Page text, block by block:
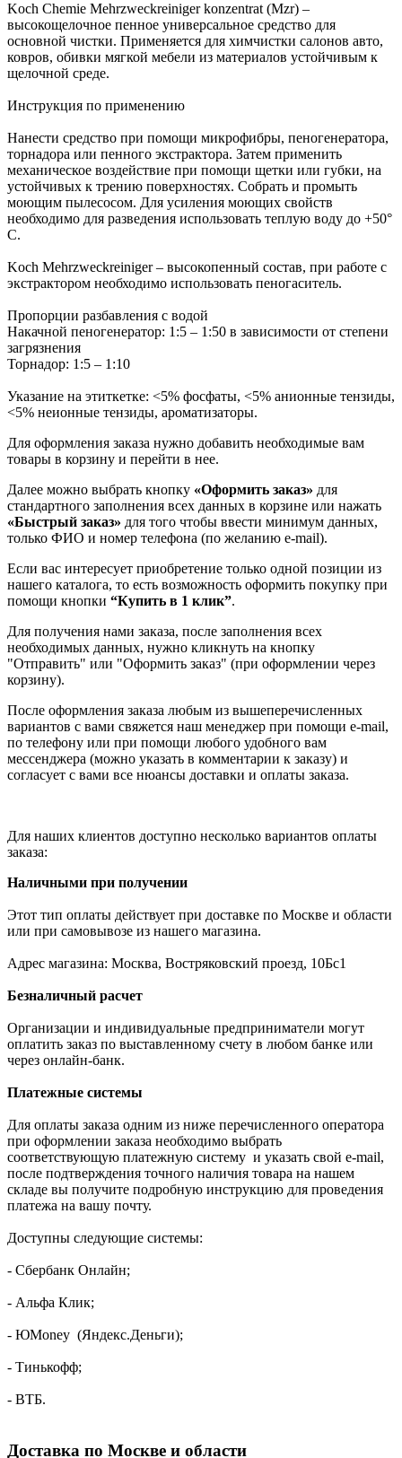
Koch Chemie Mehrzweckreiniger konzentrat (Mzr) –
высокощелочное пенное универсальное средство для
основной чистки. Применяется для химчистки салонов авто,
ковров, обивки мягкой мебели из материалов устойчивым к
щелочной среде.
Инструкция по применению
Нанести средство при помощи микрофибры, пеногенератора,
торнадора или пенного экстрактора. Затем применить
механическое воздействие при помощи щетки или губки, на
устойчивых к трению поверхностях. Собрать и промыть
моющим пылесосом. Для усиления моющих свойств
необходимо для разведения использовать теплую воду до +50°
C.
Koch Mehrzweckreiniger – высокопенный состав, при работе с
экстрактором необходимо использовать пеногаситель.
Пропорции разбавления с водой
Накачной пеногенератор: 1:5 – 1:50 в зависимости от степени
загрязнения
Торнадор: 1:5 – 1:10
Указание на этиткетке: <5% фосфаты, <5% анионные тензиды,
<5% неионные тензиды, ароматизаторы.
Для оформления заказа нужно добавить необходимые вам
товары в корзину и перейти в нее.
Далее можно выбрать кнопку «Оформить заказ» для
стандартного заполнения всех данных в корзине или нажать
«Быстрый заказ» для того чтобы ввести минимум данных,
только ФИО и номер телефона (по желанию e-mail).
Если вас интересует приобретение только одной позиции из
нашего каталога, то есть возможность оформить покупку при
помощи кнопки “Купить в 1 клик”.
Для получения нами заказа, после заполнения всех
необходимых данных, нужно кликнуть на кнопку
"Отправить" или "Оформить заказ" (при оформлении через
корзину).
После оформления заказа любым из вышеперечисленных
вариантов с вами свяжется наш менеджер при помощи e-mail,
по телефону или при помощи любого удобного вам
мессенджера (можно указать в комментарии к заказу) и
согласует с вами все нюансы доставки и оплаты заказа.
Для наших клиентов доступно несколько вариантов оплаты
заказа:
Наличными при получении
Этот тип оплаты действует при доставке по Москве и области
или при самовывозе из нашего магазина.
Адрес магазина: Москва, Востряковский проезд, 10Бс1
Безналичный расчет
Организации и индивидуальные предприниматели могут
оплатить заказ по выставленному счету в любом банке или
через онлайн-банк.
Платежные системы
Для оплаты заказа одним из ниже перечисленного оператора
при оформлении заказа необходимо выбрать
соответствующую платежную систему и указать свой e-mail,
после подтверждения точного наличия товара на нашем
складе вы получите подробную инструкцию для проведения
платежа на вашу почту.
Доступны следующие системы:
- Сбербанк Онлайн;
- Альфа Клик;
- ЮMoney (Яндекс.Деньги);
- Тинькофф;
- ВТБ.
Доставка по Москве и области